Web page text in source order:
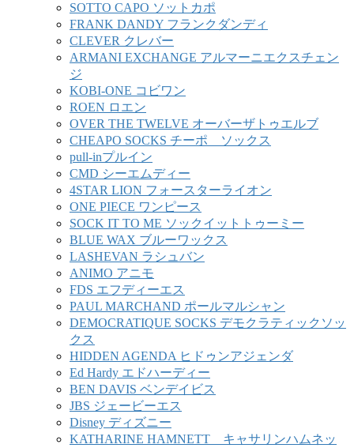
SOTTO CAPO ソットカポ
FRANK DANDY フランクダンディ
CLEVER クレバー
ARMANI EXCHANGE アルマーニエクスチェン
ジ
KOBI-ONE コビワン
ROEN ロエン
OVER THE TWELVE オーバーザトゥエルブ
CHEAPO SOCKS チーポ ソックス
pull-inプルイン
CMD シーエムディー
4STAR LION フォースターライオン
ONE PIECE ワンピース
SOCK IT TO ME ソックイットトゥーミー
BLUE WAX ブルーワックス
LASHEVAN ラシュバン
ANIMO アニモ
FDS エフディーエス
PAUL MARCHAND ポールマルシャン
DEMOCRATIQUE SOCKS デモクラティックソッ
クス
HIDDEN AGENDA ヒドゥンアジェンダ
Ed Hardy エドハーディー
BEN DAVIS ベンデイビス
JBS ジェービーエス
Disney ディズニー
KATHARINE HAMNETT キャサリンハムネッ